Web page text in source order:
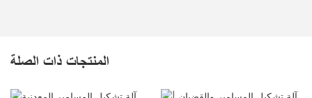
المنتجات ذات الصلة